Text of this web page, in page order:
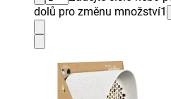
dolů pro změnu množství1